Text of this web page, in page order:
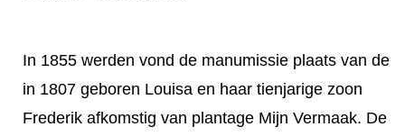
In 1855 werden vond de manumissie plaats van de
in 1807 geboren Louisa en haar tienjarige zoon
Frederik afkomstig van plantage Mijn Vermaak. De